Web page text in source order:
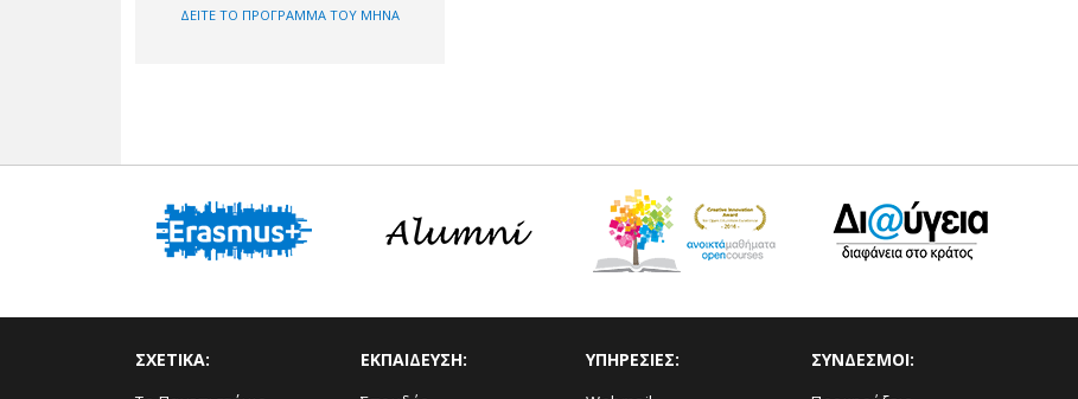
ΔΕΙΤΕ ΤΟ ΠΡΟΓΡΑΜΜΑ ΤΟΥ ΜΗΝΑ
ΣΧΕΤΙΚΑ: ΕΚΠΑΙΔΕΥΣΗ: ΥΠΗΡΕΣΙΕΣ: ΣΥΝΔΕΣΜΟΙ: